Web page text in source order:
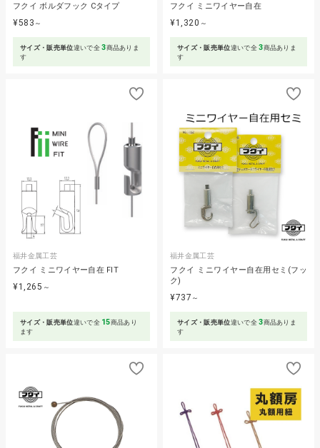
フクイ ボルダフック Cタイプ
¥583 ～
サイズ・販売単位違いで全3商品ありま
す
フクイ ミニワイヤー自在
¥1,320 ～
サイズ・販売単位違いで全3商品ありま
す
福井金属工芸
フクイ ミニワイヤー自在 FIT
¥1,265 ～
サイズ・販売単位違いで全 15商品あり
ます
福井金属工芸
フクイ ミニワイヤー自在用セミ(フッ
ク)
¥737 ～
サイズ・販売単位違いで全3商品ありま
す